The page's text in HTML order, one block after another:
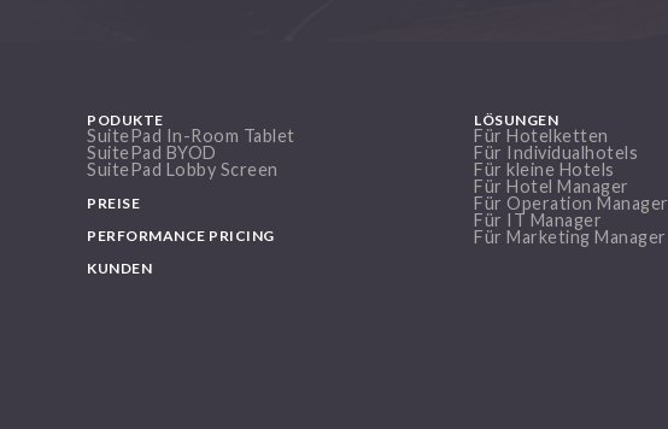
PODUKTE
SuitePad In-Room Tablet
SuitePad BYOD
SuitePad Lobby Screen
PREISE
PERFORMANCE PRICING
KUNDEN
LÖSUNGEN
Für Hotelketten
Für Individualhotels
Für kleine Hotels
Für Hotel Manager
Für Operation Manager
Für IT Manager
Für Marketing Manager